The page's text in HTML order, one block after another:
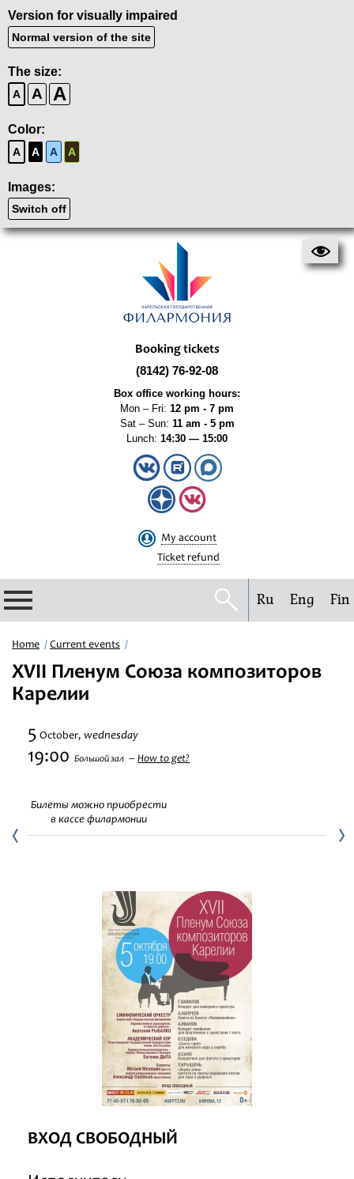
Version for visually impaired
Normal version of the site
The size:
A A A
Color:
A A A A
Images:
Switch off
Booking tickets
(8142) 76-92-08
Box office working hours:
Mon – Fri: 12 pm - 7 pm
Sat – Sun: 11 am - 5 pm
Lunch: 14:30 — 15:00
My account
Ticket refund
Philharmonic
Current events
Festivals
Ru Eng Fin
Home Current events
XVII Пленум Союза композиторов
Карелии
5 October, wednesday
19:00 Большой зал How to get?
Билеты можно приобрести
в кассе филармонии
ВХОД СВОБОДНЫЙ